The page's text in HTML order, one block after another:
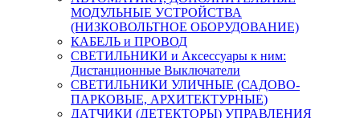
МОДУЛЬНЫЕ УСТРОЙСТВА
(НИЗКОВОЛЬТНОЕ ОБОРУДОВАНИЕ)
КАБЕЛЬ и ПРОВОД
СВЕТИЛЬНИКИ и Аксессуары к ним:
Дистанционные Выключатели
СВЕТИЛЬНИКИ УЛИЧНЫЕ (САДОВО-
ПАРКОВЫЕ, АРХИТЕКТУРНЫЕ)
ДАТЧИКИ (ДЕТЕКТОРЫ) УПРАВЛЕНИЯ